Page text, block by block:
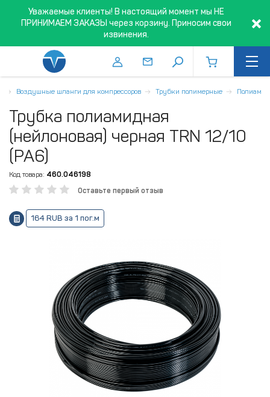
Уважаемые клиенты! В настоящий момент мы НЕ
ПРИНИМАЕМ ЗАКАЗЫ через корзину. Приносим свои
извинения.
Воздушные шланги для компрессоров Трубки полимерные
Трубка полиамидная
(нейлоновая) черная TRN 12/10
(PA6)
Код товара: 460.046198
Оставьте первый отзыв
164 RUB за 1 пог.м